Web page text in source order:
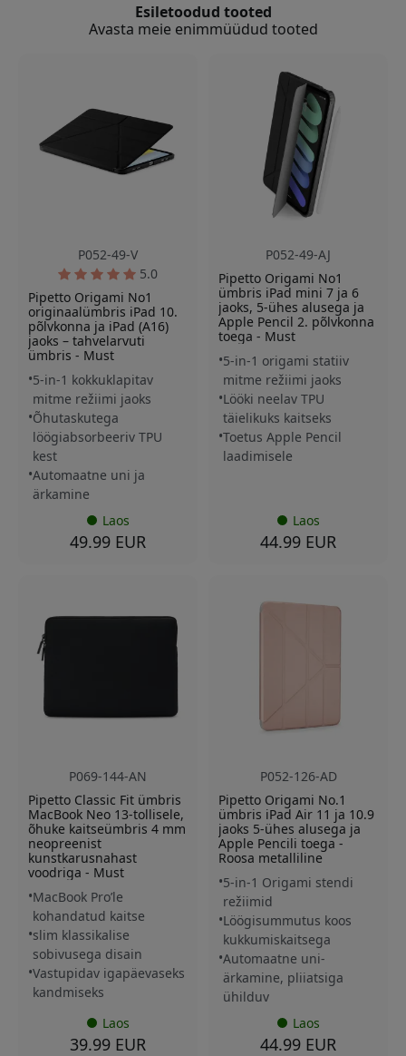
Esiletoodud tooted
Avasta meie enimmüüdud tooted
P052-49-V
5.0
Pipetto Origami No1
originaalümbris iPad 10.
põlvkonna ja iPad (A16)
jaoks – tahvelarvuti
ümbris - Must
5-in-1 kokkuklapitav
mitme režiimi jaoks
Õhutaskutega
löögiabsorbeeriv TPU
kest
Automaatne uni ja
ärkamine
Laos
49.99 EUR
P052-49-AJ
Pipetto Origami No1
ümbris iPad mini 7 ja 6
jaoks, 5-ühes alusega ja
Apple Pencil 2. põlvkonna
toega - Must
5-in-1 origami statiiv
mitme režiimi jaoks
Lööki neelav TPU
täielikuks kaitseks
Toetus Apple Pencil
laadimisele
Laos
44.99 EUR
P069-144-AN
Pipetto Classic Fit ümbris
MacBook Neo 13-tollisele,
õhuke kaitseümbris 4 mm
neopreenist
kunstkarusnahast
voodriga - Must
MacBook Pro’le
kohandatud kaitse
slim klassikalise
sobivusega disain
Vastupidav igapäevaseks
kandmiseks
Laos
39.99 EUR
P052-126-AD
Pipetto Origami No.1
ümbris iPad Air 11 ja 10.9
jaoks 5-ühes alusega ja
Apple Pencili toega -
Roosa metalliline
5-in-1 Origami stendi
režiimid
Löögisummutus koos
kukkumiskaitsega
Automaatne uni-
ärkamine, pliiatsiga
ühilduv
Laos
44.99 EUR